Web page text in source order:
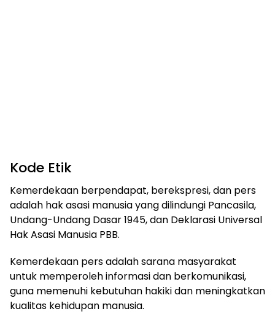
Kode Etik
Kemerdekaan berpendapat, berekspresi, dan pers
adalah hak asasi manusia yang dilindungi Pancasila,
Undang-Undang Dasar 1945, dan Deklarasi Universal
Hak Asasi Manusia PBB.
Kemerdekaan pers adalah sarana masyarakat
untuk memperoleh informasi dan berkomunikasi,
guna memenuhi kebutuhan hakiki dan meningkatkan
kualitas kehidupan manusia.